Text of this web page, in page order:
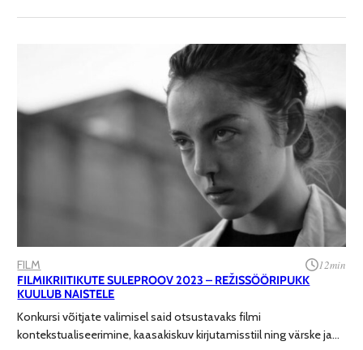
FILM 12min
FILMIKRIITIKUTE SULEPROOV 2023 – REŽISSÖÖRIPUKK
KUULUB NAISTELE
Konkursi võitjate valimisel said otsustavaks filmi
kontekstualiseerimine, kaasakiskuv kirjutamisstiil ning värske ja…